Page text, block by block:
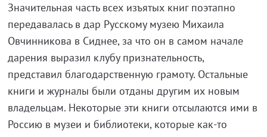
Значительная часть всех изъятых книг поэтапно
передавалась в дар Русскому музею Михаила
Овчинникова в Сиднее, за что он в самом начале
дарения выразил клубу признательность,
представил благодарственную грамоту. Остальные
книги и журналы были отданы другим их новым
владельцам. Некоторые эти книги отсылаются ими в
Россию в музеи и библиотеки, которые как-то